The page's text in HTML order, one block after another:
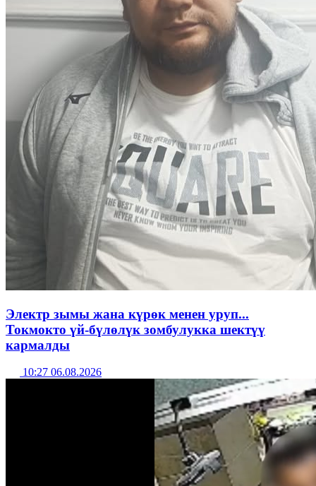
Электр зымы жана күрөк менен уруп...
Токмокто үй-бүлөлүк зомбулукка шектүү
кармалды
10:27 06.08.2026